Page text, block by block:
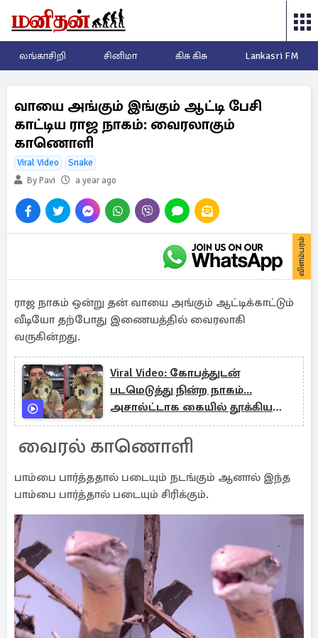
லங்காசிறி சினிமா கிசு கிசு Lankasri FM
வாயை அங்கும் இங்கும் ஆட்டி பேசி
காட்டிய ராஜ நாகம்: வைரலாகும்
காணொளி
Viral Video
Snake
By Pavi
a year ago
விளம்பரம்
ராஜ நாகம் ஒன்று தன் வாயை அங்கும் ஆட்டிக்காட்டும்
வீடியோ தற்போது இணையத்தில் வைரலாகி
வருகின்றது.
Viral Video: கோபத்துடன்
படமெடுத்து நின்ற நாகம்...
அசால்ட்டாக கையில் தூக்கிய
நபருக்கு என்ன நடந்தது?
வைரல் காணொளி
பாம்பை பார்த்ததால் படையும் நடங்கும் ஆனால் இந்த
பாம்பை பார்த்தால் படையும் சிரிக்கும்.